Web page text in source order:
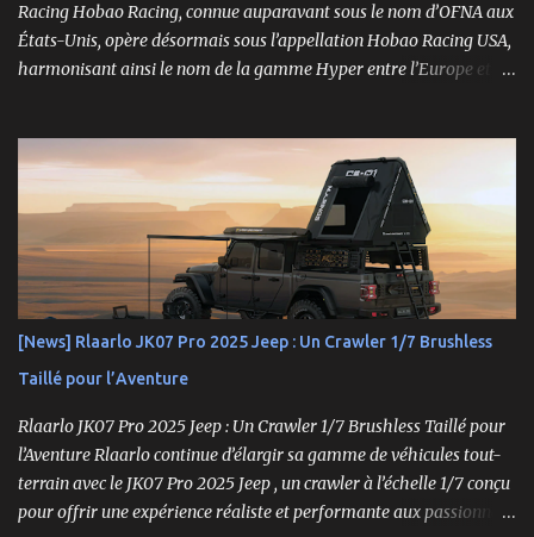
Racing Hobao Racing, connue auparavant sous le nom d’OFNA aux
États-Unis, opère désormais sous l’appellation Hobao Racing USA,
harmonisant ainsi le nom de la gamme Hyper entre l’Europe et les
Hyper, véritable référence pour les amateurs de buggys tout-
terrain, s’est imposée depuis son lancement dans les années 1990
comme un choix incontournable. Conçue pour répondre aux
exigences des pilotes compétitifs, elle se distingue par ses
performances optimales, sa robustesse et sa modularité, des
atouts essentiels sur les circuits off-road.
[News] Rlaarlo JK07 Pro 2025 Jeep : Un Crawler 1/7 Brushless
Taillé pour l’Aventure
Rlaarlo JK07 Pro 2025 Jeep : Un Crawler 1/7 Brushless Taillé pour
l’Aventure Rlaarlo continue d’élargir sa gamme de véhicules tout-
terrain avec le JK07 Pro 2025 Jeep , un crawler à l’échelle 1/7 conçu
pour offrir une expérience réaliste et performante aux passionnés